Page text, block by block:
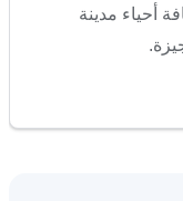
أحياء مدينة